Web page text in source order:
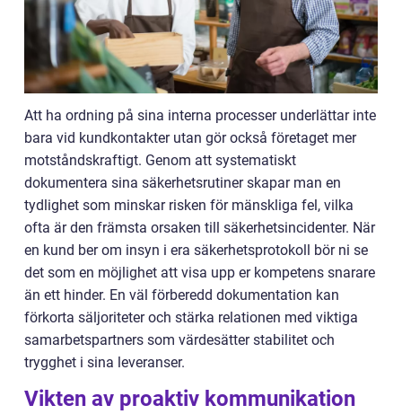
Att ha ordning på sina interna processer underlättar inte
bara vid kundkontakter utan gör också företaget mer
motståndskraftigt. Genom att systematiskt
dokumentera sina säkerhetsrutiner skapar man en
tydlighet som minskar risken för mänskliga fel, vilka
ofta är den främsta orsaken till säkerhetsincidenter. När
en kund ber om insyn i era säkerhetsprotokoll bör ni se
det som en möjlighet att visa upp er kompetens snarare
än ett hinder. En väl förberedd dokumentation kan
förkorta säljoriteter och stärka relationen med viktiga
samarbetspartners som värdesätter stabilitet och
trygghet i sina leveranser.
Vikten av proaktiv kommunikation